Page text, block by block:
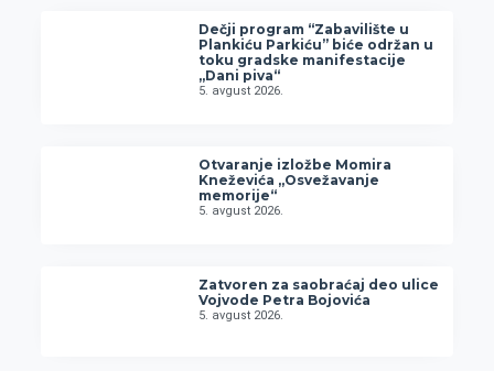
Dečji program “Zabavilište u
Plankiću Parkiću” biće održan u
toku gradske manifestacije
„Dani piva“
5. avgust 2026.
Otvaranje izložbe Momira
Kneževića „Osvežavanje
memorije“
5. avgust 2026.
Zatvoren za saobraćaj deo ulice
Vojvode Petra Bojovića
5. avgust 2026.